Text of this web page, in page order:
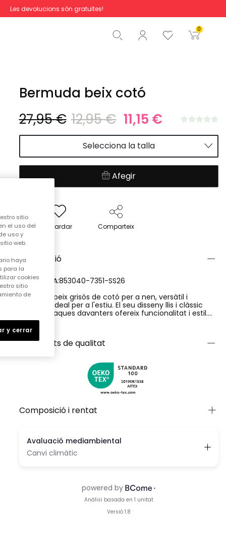
Les devolucions són gratuïtes!
0
Total 0,00 €
Començar la comanda
Bermuda beix cotó
27,95 € 12,95 € 11,15 €
Selecciona la talla
Afegir
Guardar Comparteix
Descripció
REFERÈNCIA:853040-7351-SS26
Bermuda beix grisós de cotó per a nen, versàtil i
còmoda, ideal per a l'estiu. El seu disseny llis i clàssic
amb butxaques davanters ofereix funcionalitat i estil.
Dirigida a talles d'entre 2 i 14 anys, adaptant-se al
creixement del nen. El teixit de cotó és fresc i lleuger,
perfecte per mantenir comoditat en els dies càlids.
Combina fàcilment amb samarretes de colors vius per
Ver más
Certificats de qualitat
Composició i rentat
sitio
el uso del
uso y
web.
haya
para la
cookies
sitio
de
y cerrar